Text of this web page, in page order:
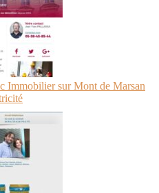
Immobilier sur Mont de Marsan